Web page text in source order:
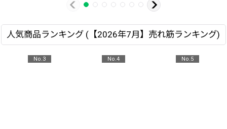
人気商品ランキング (【2026年7月】売れ筋ランキング)
No.3 No.4 No.5